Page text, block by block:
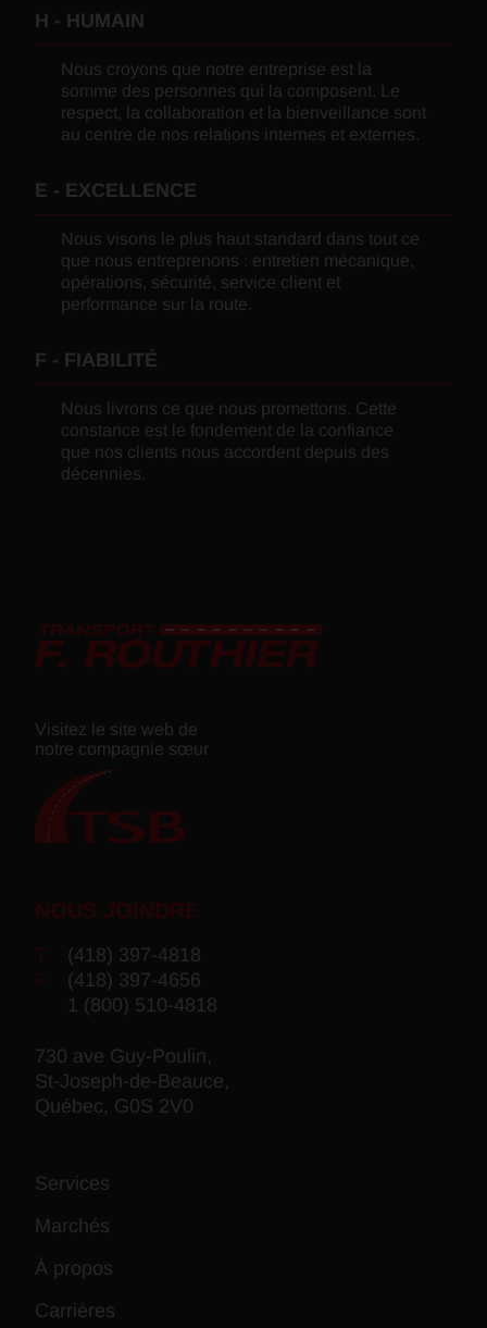
H - HUMAIN
Nous croyons que notre entreprise est la
somme des personnes qui la composent. Le
respect, la collaboration et la bienveillance sont
au centre de nos relations internes et externes.
E - EXCELLENCE
Nous visons le plus haut standard dans tout ce
que nous entreprenons : entretien mécanique,
opérations, sécurité, service client et
performance sur la route.
F - FIABILITÉ
Nous livrons ce que nous promettons. Cette
constance est le fondement de la confiance
que nos clients nous accordent depuis des
décennies.
Visitez le site web de
notre compagnie sœur
NOUS JOINDRE
T
(418) 397-4818
F
(418) 397-4656
1 (800) 510-4818
730 ave Guy-Poulin,
St-Joseph-de-Beauce,
Québec, G0S 2V0
Services
Marchés
À propos
Carrières